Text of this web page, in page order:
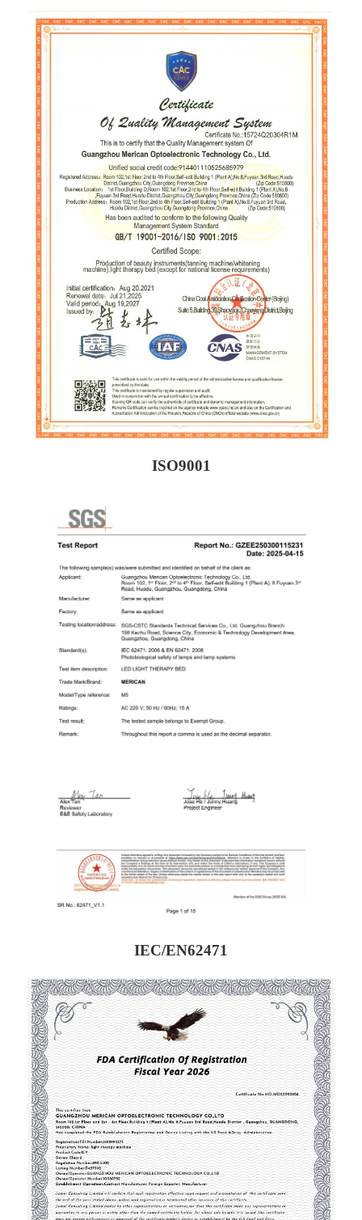
ISO9001
IEC/EN62471